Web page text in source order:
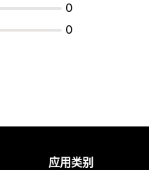
0
0
应用类别